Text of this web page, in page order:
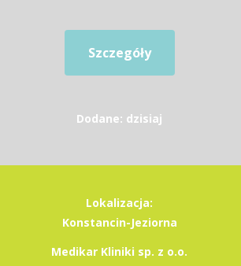
Szczegóły
Dodane: dzisiaj
Lokalizacja:
Konstancin-Jeziorna
Medikar Kliniki sp. z o.o.